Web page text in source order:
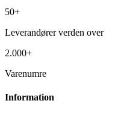
50+
Leverandører verden over
2.000+
Varenumre
Information